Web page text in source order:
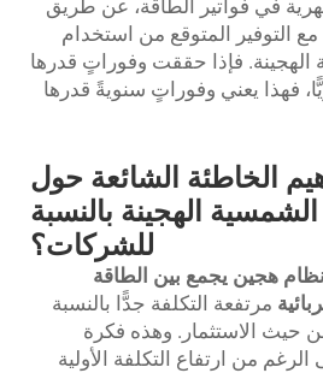
في فواتير الطاقة، عن طريق
مع التوفير المتوقع من استخدام
الهجينة. فإذا حققت وفوراتٍ قدرها
فهذا يعني وفوراتٍ سنويةً قدرها
الخاطئة الشائعة حول
الهجينة بالنسبة
للشركات؟
نظام هجين يجمع بين الطاقة
مرتفعة التكلفة جدًّا بالنسبة
حيث الاستثمار. وهذه فكرة
من ارتفاع التكلفة الأولية